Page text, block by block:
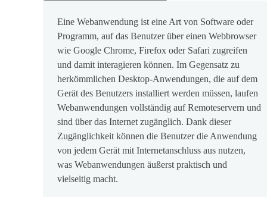
Eine Webanwendung ist eine Art von Software oder
Programm, auf das Benutzer über einen Webbrowser
wie Google Chrome, Firefox oder Safari zugreifen
und damit interagieren können. Im Gegensatz zu
herkömmlichen Desktop-Anwendungen, die auf dem
Gerät des Benutzers installiert werden müssen, laufen
Webanwendungen vollständig auf Remoteservern und
sind über das Internet zugänglich. Dank dieser
Zugänglichkeit können die Benutzer die Anwendung
von jedem Gerät mit Internetanschluss aus nutzen,
was Webanwendungen äußerst praktisch und
vielseitig macht.